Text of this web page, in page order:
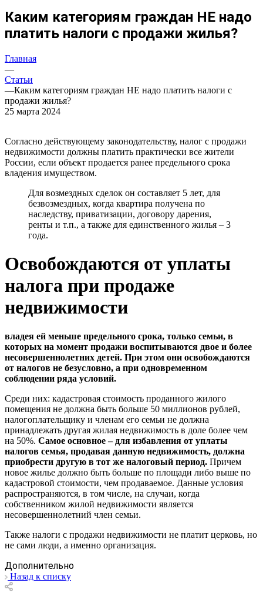
Каким категориям граждан НЕ надо
платить налоги с продажи жилья?
Главная
—
Статьи
—Каким категориям граждан НЕ надо платить налоги с
продажи жилья?
25 марта 2024
Согласно действующему законодательству, налог с продажи
недвижимости должны платить практически все жители
России, если объект продается ранее предельного срока
владения имуществом.
Для возмездных сделок он составляет 5 лет, для
безвозмездных, когда квартира получена по
наследству, приватизации, договору дарения,
ренты и т.п., а также для единственного жилья ‒ 3
года.
Освобождаются от уплаты
налога при продаже
недвижимости
владея ей меньше предельного срока, только семьи, в
которых на момент продажи воспитываются двое и более
несовершеннолетних детей. При этом они освобождаются
от налогов не безусловно, а при одновременном
соблюдении ряда условий.
Среди них: кадастровая стоимость проданного жилого
помещения не должна быть больше 50 миллионов рублей,
налогоплательщику и членам его семьи не должна
принадлежать другая жилая недвижимость в доле более чем
на 50%. Самое основное – для избавления от уплаты
налогов семья, продавая данную недвижимость, должна
приобрести другую в тот же налоговый период. Причем
новое жилье должно быть больше по площади либо выше по
кадастровой стоимости, чем продаваемое. Данные условия
распространяются, в том числе, на случаи, когда
собственником жилой недвижимости является
несовершеннолетний член семьи.
Также налоги с продажи недвижимости не платит церковь, но
не сами люди, а именно организация.
Дополнительно
Назад к списку